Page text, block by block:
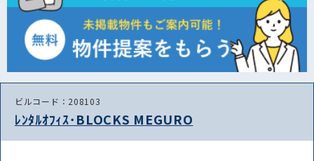
ビルコード：208103
ﾚﾝﾀﾙｵﾌｨｽ･BLOCKS MEGURO